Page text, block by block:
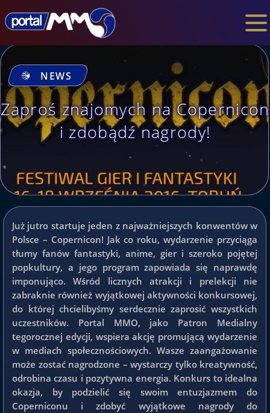
NEWS
Zaproś znajomych na Copernicon
i zdobądź nagrody!
Już jutro startuje jeden z najważniejszych konwentów w
Polsce – Copernicon! Jak co roku, wydarzenie przyciąga
tłumy fanów fantastyki, anime, gier i szeroko pojętej
popkultury, a jego program zapowiada się naprawdę
imponująco. Wśród licznych atrakcji i prelekcji nie
zabraknie również wyjątkowej aktywności konkursowej,
do której chcielibyśmy serdecznie zaprosić wszystkich
uczestników. Portal MMO, jako Patron Medialny
tegorocznej edycji, wspiera akcję promującą wydarzenie
w mediach społecznościowych. Wasze zaangażowanie
może zostać nagrodzone – wystarczy tylko kreatywność,
odrobina czasu i pozytywna energia. Konkurs to idealna
okazja, by podzielić się swoim entuzjazmem do
Coperniconu i zdobyć wyjątkowe nagrody do